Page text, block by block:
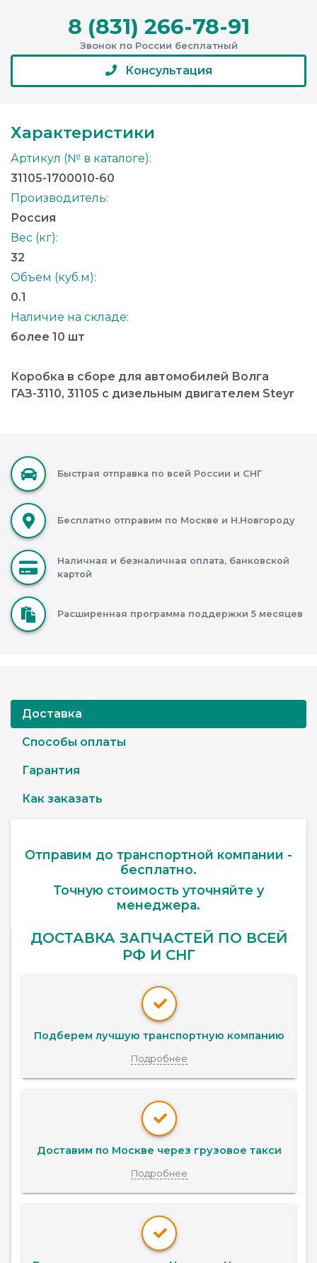
8 (831) 266-78-91
Звонок по России бесплатный
Консультация
Характеристики
Артикул (№ в каталоге):
31105-1700010-60
Производитель:
Россия
Вес (кг):
32
Объем (куб.м):
0.1
Наличие на складе:
более 10 шт
Коробка в сборе для автомобилей Волга
ГАЗ-3110, 31105 с дизельным двигателем Steyr
Быстрая отправка по всей России и СНГ
Бесплатно отправим по Москве и Н.Новгороду
Наличная и безналичная оплата, банковской
картой
Расширенная программа поддержки 5 месяцев
Доставка
Способы оплаты
Гарантия
Как заказать
Отправим до транспортной компании -
бесплатно.
Точную стоимость уточняйте у
менеджера.
ДОСТАВКА ЗАПЧАСТЕЙ ПО ВСЕЙ
РФ И СНГ
Подберем лучшую транспортную компанию
Подробнее
Доставим по Москве через грузовое такси
Подробнее